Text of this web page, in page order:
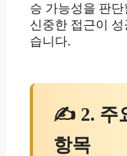
승 가능성을 판
신중한 접근이
습니다.
✍ 2. 주
항목